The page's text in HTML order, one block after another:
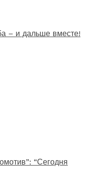
– и дальше вместе!
“Сегодня